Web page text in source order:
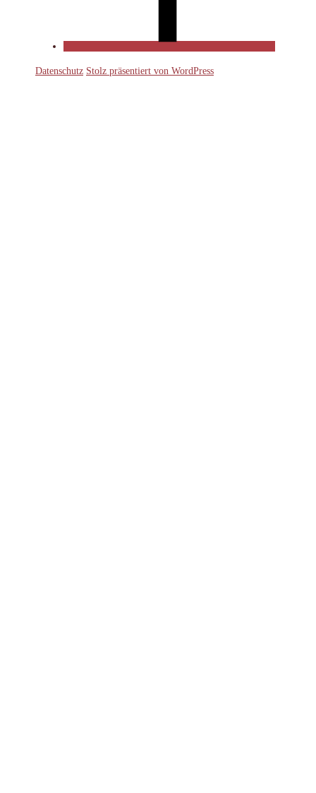
Datenschutz Stolz präsentiert von WordPress